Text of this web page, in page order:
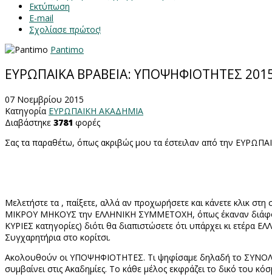
Εκτύπωση
E-mail
Σχολίασε πρώτος!
Pantimo
ΕΥΡΩΠΑΙΚΑ ΒΡΑΒΕΙΑ: ΥΠΟΨΗΦΙΟΤΗΤΕΣ
07 Νοεμβρίου 2015
Κατηγορία ΕΥΡΩΠΑΙΚΗ ΑΚΑΔΗΜΙΑ
Διαβάστηκε 3781 φορές
Σας τα παραθέτω, όπως ακριβώς μου τα έστειλαν από την
Μελετήστε τα , παίξετε, αλλά αν προχωρήσετε και κάνετε κλικ
ΜΙΚΡΟΥ ΜΗΚΟΥΣ την ΕΛΛΗΝΙΚΗ ΣΥΜΜΕΤΟΧΗ, όπως έκαναν
ΚΥΡΙΕΣ κατηγορίες) διότι θα διαπιστώσετε ότι υπάρχει κι
Συγχαρητήρια στο κορίτσι.
Ακολουθούν οι ΥΠΟΨΗΦΙΟΤΗΤΕΣ. Τι ψηφίσαμε δηλαδή το ΣΥΝΟΛΟ
συμβαίνει στις Ακαδημίες. Το κάθε μέλος εκφράζει το δικό του